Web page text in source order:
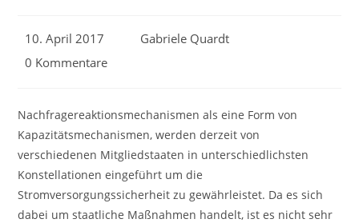
Beitrag
10. April 2017
Beitrags-
Gabriele Quardt
Beitrags-
0 Kommentare
Nachfragereaktionsmechanismen als eine Form von
Kapazitätsmechanismen, werden derzeit von
verschiedenen Mitgliedstaaten in unterschiedlichsten
Konstellationen eingeführt um die
Stromversorgungssicherheit zu gewährleistet. Da es sich
dabei um staatliche Maßnahmen handelt, ist es nicht sehr